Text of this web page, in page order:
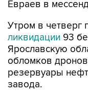
Евраев в
Утром в четверг
ликвидации 93
Ярославскую
обломков
резервуары
завода.